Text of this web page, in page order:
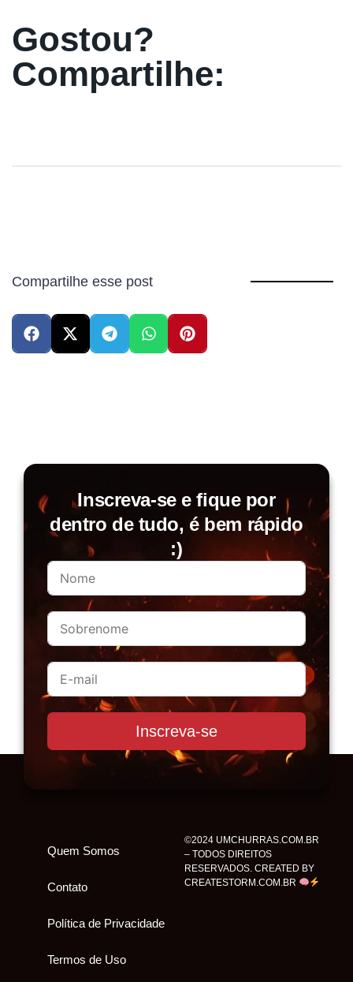
Gostou?
Compartilhe:
Compartilhe esse post
Inscreva-se e fique por
dentro de tudo, é bem rápido
:)
Inscreva-se
Quem Somos
Contato
Política de Privacidade
Termos de Uso
©2024 UMCHURRAS.COM.BR
– TODOS DIREITOS
RESERVADOS. CREATED BY
CREATESTORM.COM.BR